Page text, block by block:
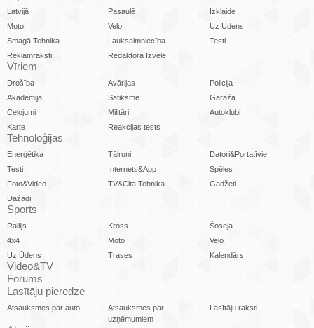
Latvijā Pasaulē
Izklaide
Moto
Velo
Uz Ūdens
Smagā Tehnika
Lauksaimniecība
Testi
Reklāmraksti
Redaktora Izvēle
Vīriem
Drošība Avārijas
Policija
Akadēmija
Satiksme
Garāžā
Ceļojumi
Militāri
Autoklubi
Karte
Reakcijas tests
Tehnoloģijas
Enerģētika Tālruņi
Datori&Portatīvie
Testi
Internets&App
Spēles
Foto&Video
TV&Cita Tehnika
Gadžeti
Dažādi
Sports
Rallijs Kross
Šoseja
4x4
Moto
Velo
Uz Ūdens
Trases Kalendārs
Video&TV
Forums
Lasītāju pieredze
Atsauksmes par auto
Atsauksmes par
uzņēmumiem
Lasītāju raksti